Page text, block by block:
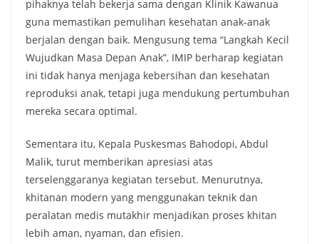
pihaknya telah bekerja sama dengan Klinik Kawanua
guna memastikan pemulihan kesehatan anak-anak
berjalan dengan baik. Mengusung tema “Langkah Kecil
Wujudkan Masa Depan Anak”, IMIP berharap kegiatan
ini tidak hanya menjaga kebersihan dan kesehatan
reproduksi anak, tetapi juga mendukung pertumbuhan
mereka secara optimal.
Sementara itu, Kepala Puskesmas Bahodopi, Abdul
Malik, turut memberikan apresiasi atas
terselenggaranya kegiatan tersebut. Menurutnya,
khitanan modern yang menggunakan teknik dan
peralatan medis mutakhir menjadikan proses khitan
lebih aman, nyaman, dan efisien.